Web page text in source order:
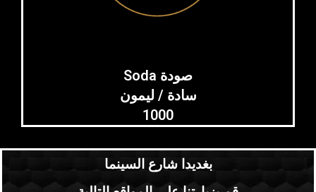
Soda صودة
سادة / ليمون
1000
بغديدا شارع السينما